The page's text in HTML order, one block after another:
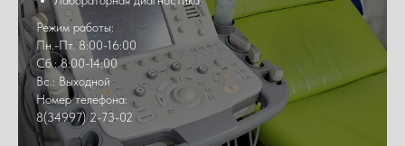
Режим работы:
Пн.-Пт. 8:00-16:00
Сб.: 8:00-14:00
Вс.: Выходной
Номер телефона:
8(34997) 2-73-02